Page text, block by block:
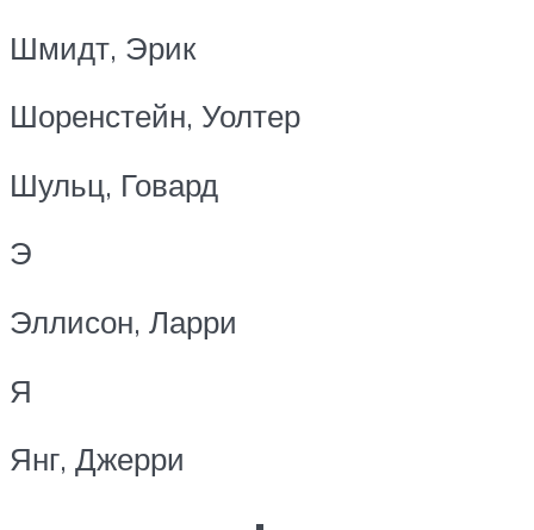
Шмидт, Эрик
Шоренстейн, Уолтер
Шульц, Говард
Э
Эллисон, Ларри
Я
Янг, Джерри